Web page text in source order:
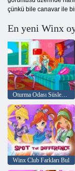
çünkü bile canavar ile
En yeni Winx
Oturma Odası Süslemeleri
Winx Club Farkları Bul